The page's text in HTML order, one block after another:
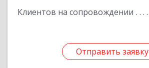
Клиентов на сопровождении
Отправить заявку
Отправить заявку